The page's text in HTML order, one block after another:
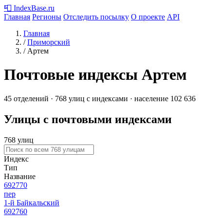
📮 IndexBase.ru
Главная Регионы Отследить посылку О проекте API
Главная
/ Приморский
/ Артем
Почтовые индексы Артем
45 отделений · 768 улиц с индексами · население 102 636
Улицы с почтовыми индексами
768 улиц
Индекс
Тип
Название
692770
пер
1-й Байкальский
692760